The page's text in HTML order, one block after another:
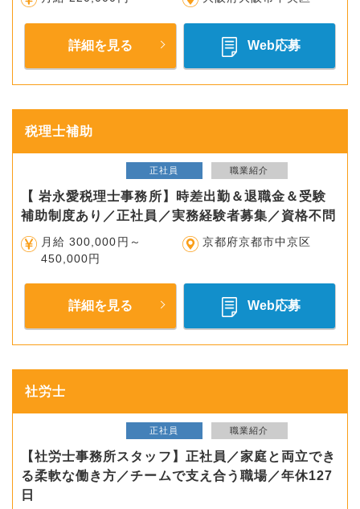
詳細を見る Web応募
税理士補助
正社員 職業紹介
【 岩永愛税理士事務所】時差出勤＆退職金＆受験
補助制度あり／正社員／実務経験者募集／資格不問
月給 300,000円～
450,000円
京都府京都市中京区
詳細を見る Web応募
社労士
正社員 職業紹介
【社労士事務所スタッフ】正社員／家庭と両立でき
る柔軟な働き方／チームで支え合う職場／年休127
日